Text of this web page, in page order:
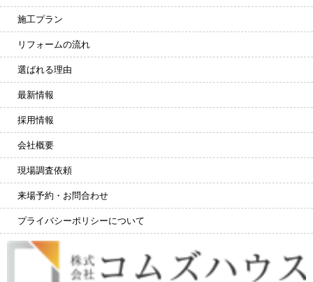
施工プラン
リフォームの流れ
選ばれる理由
最新情報
採用情報
会社概要
現場調査依頼
来場予約・お問合わせ
プライバシーポリシーについて